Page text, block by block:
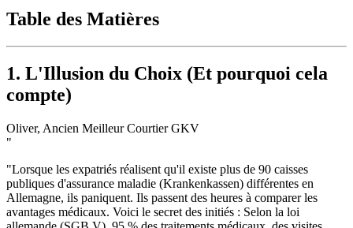
Table des Matières
1. L'Illusion du Choix (Et pourquoi cela
compte)
Oliver, Ancien Meilleur Courtier GKV
"
"Lorsque les expatriés réalisent qu'il existe plus de 90 caisses
publiques d'assurance maladie (Krankenkassen) différentes en
Allemagne, ils paniquent. Ils passent des heures à comparer les
avantages médicaux. Voici le secret des initiés : Selon la loi